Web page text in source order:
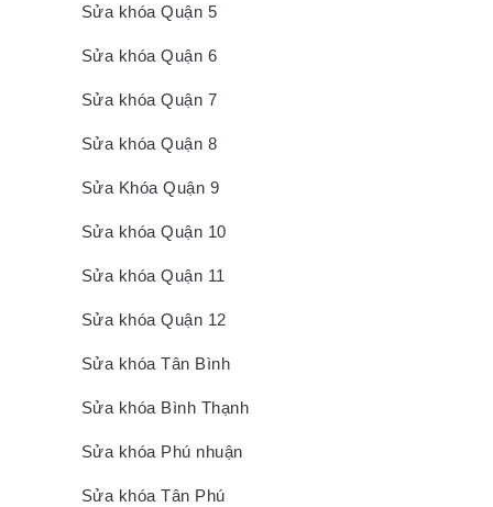
Sửa khóa Quận 5
Sửa khóa Quận 6
Sửa khóa Quận 7
Sửa khóa Quận 8
Sửa Khóa Quận 9
Sửa khóa Quận 10
Sửa khóa Quận 11
Sửa khóa Quận 12
Sửa khóa Tân Bình
Sửa khóa Bình Thạnh
Sửa khóa Phú nhuận
Sửa khóa Tân Phú